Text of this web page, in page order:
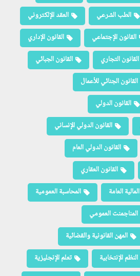
الطب الشرعي
العقد الإلكتروني
القانون الإجتماعي
القانون الإداري
القانون التجاري
القانون الجبائي
القانون الجنائي للأعمال
القانون الدولي
القانون الدولي الإنساني
القانون الدولي العام
القانون العقاري
المالية العامة
المحاسبة العمومية
المناجمنت العمومي
المهن القانونية والقضائية
النظم الإنتخابية
تعلم الإنجليزية